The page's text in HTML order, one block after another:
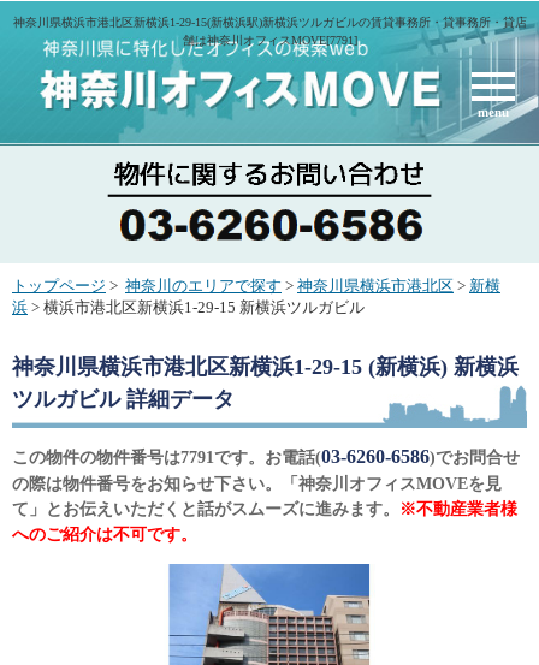
神奈川県横浜市港北区新横浜1-29-15(新横浜駅)新横浜ツルガビルの賃貸事務所・貸事務所・貸店
舗は神奈川オフィスMOVE[7791]
menu
トップページ > 神奈川のエリアで探す > 神奈川県横浜市港北区 > 新横
浜 > 横浜市港北区新横浜1-29-15 新横浜ツルガビル
神奈川県横浜市港北区新横浜1-29-15 (新横浜) 新横浜
ツルガビル詳細データ
この物件の物件番号は7791です。お電話(03-6260-6586)でお問合せ
の際は物件番号をお知らせ下さい。「神奈川オフィスMOVEを見
て」とお伝えいただくと話がスムーズに進みます。
※不動産業者様
へのご紹介は不可です。